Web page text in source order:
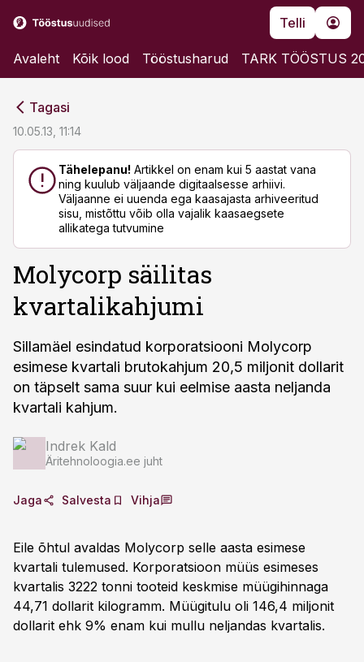
Telli
Avaleht Kõik lood Tööstusharud TARK TÖÖSTUS
Tagasi
10.05.13, 11:14
Tähelepanu! Artikkel on enam kui 5 aastat vana
ning kuulub väljaande digitaalsesse arhiivi.
Väljaanne ei uuenda ega kaasajasta arhiveeritud
sisu, mistõttu võib olla vajalik kaasaegsete
allikatega tutvumine
Molycorp säilitas
kvartalikahjumi
Sillamäel esindatud korporatsiooni Molycorp
esimese kvartali brutokahjum 20,5 miljonit dollarit
on täpselt sama suur kui eelmise aasta neljanda
kvartali kahjum.
Indrek Kald
Äritehnoloogia.ee juht
Jaga Salvesta Vihja
Eile õhtul avaldas Molycorp selle aasta esimese
kvartali tulemused. Korporatsioon müüs esimeses
kvartalis 3222 tonni tooteid keskmise müügihinnaga
44,71 dollarit kilogramm. Müügitulu oli 146,4 miljonit
dollarit ehk 9% enam kui mullu neljandas kvartalis.